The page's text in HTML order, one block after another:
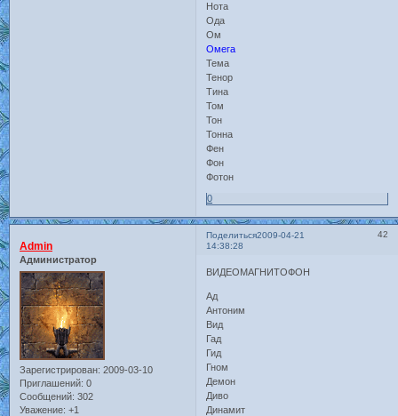
Нота
Ода
Ом
Омега
Тема
Тенор
Тина
Том
Тон
Тонна
Фен
Фон
Фотон
0
Поделиться 42
2009-04-21
14:38:28
Admin
Администратор
Зарегистрирован: 2009-03-10
Приглашений: 0
Сообщений: 302
Уважение: +1
ВИДЕОМАГНИТОФОН
Ад
Антоним
Вид
Гад
Гид
Гном
Демон
Диво
Динамит